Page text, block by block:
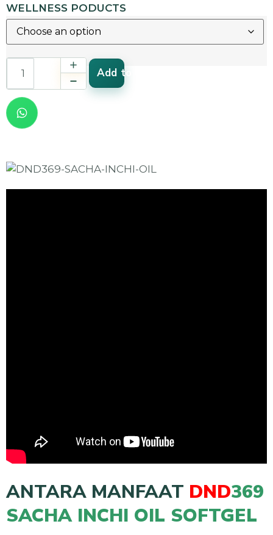
WELLNESS PODUCTS
Add to cart
ANTARA MANFAAT DND369
SACHA INCHI OIL SOFTGEL